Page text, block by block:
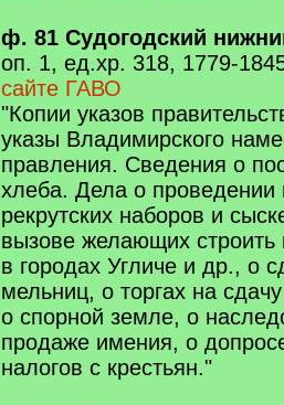
ф. 81 Судогодский
оп. 1, ед.хр. 318, 1779-1845
сайте ГАВО
"Копии указов
указы Владимирского
правления. Сведения о
хлеба. Дела о
рекрутских наборов и
вызове желающих строить
в городах Угличе и др., о
мельниц, о торгах на
о спорной земле, о
продаже имения, о
налогов с крестьян."